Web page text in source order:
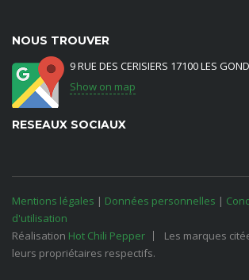
NOUS TROUVER
9 RUE DES CERISIERS 17100 LES
Show on map
RESEAUX SOCIAUX
Mentions légales | Données personnelles |
d'utilisation
Réalisation Hot Chili Pepper
Les marques
leurs propriétaires respectifs.